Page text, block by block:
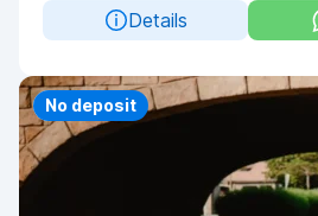
Details
Priority
No deposit